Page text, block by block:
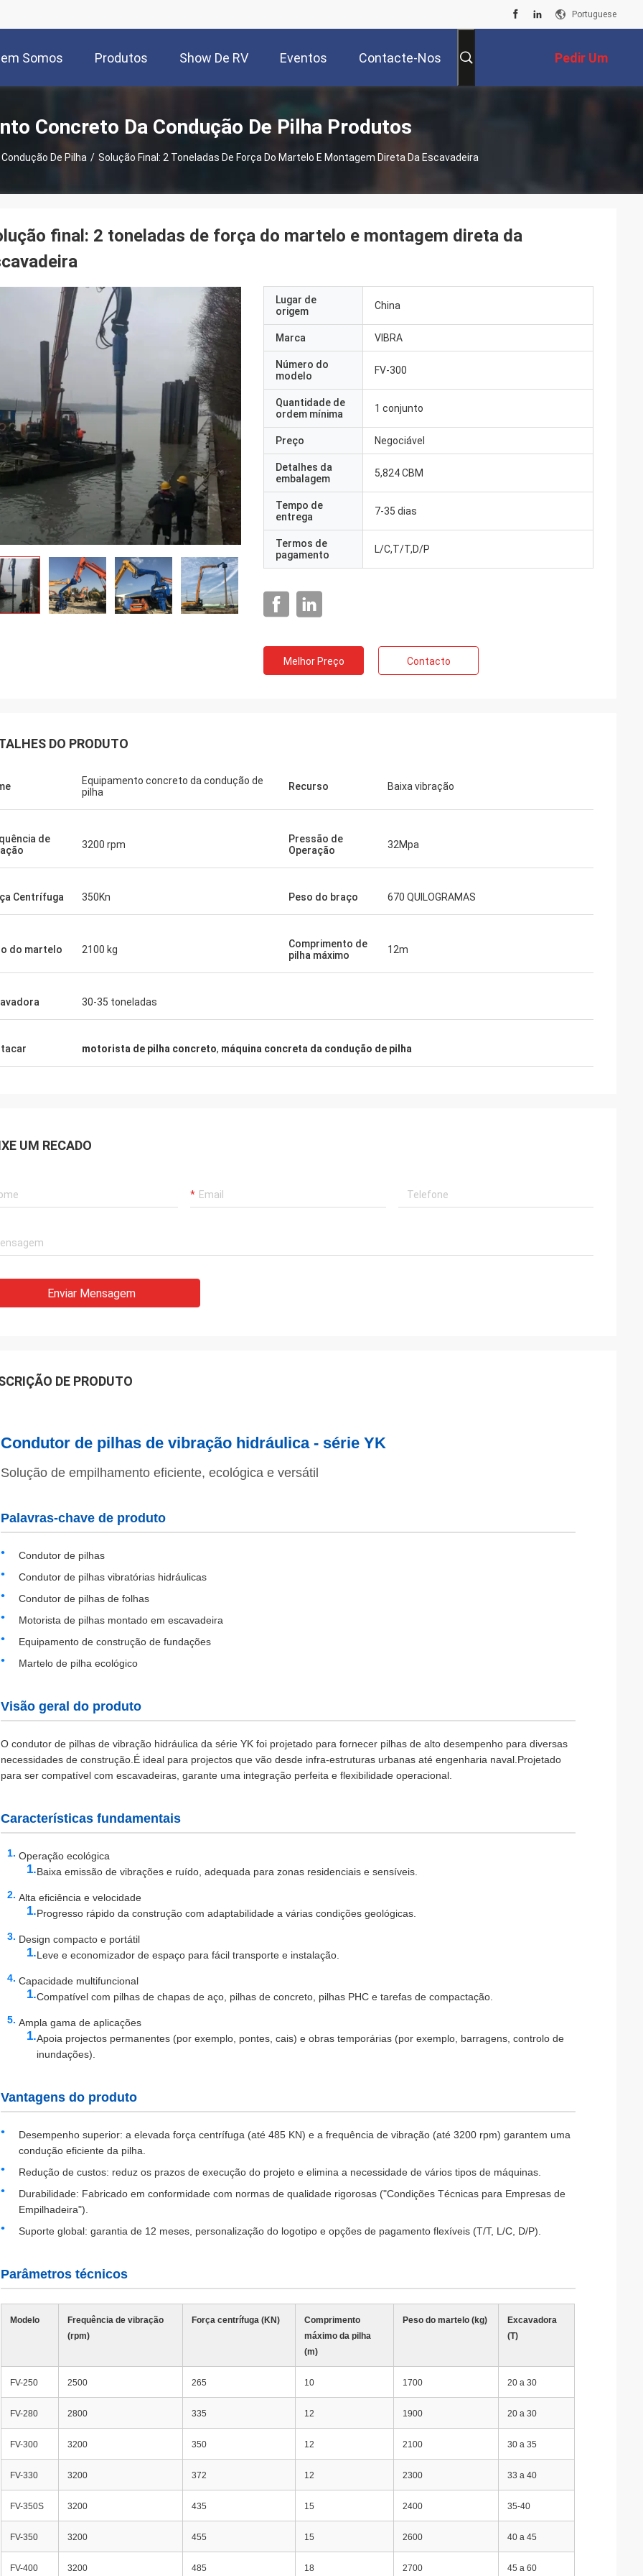
Portuguese
Somos Produtos Show De RV Eventos Contacte-Nos Pedir Um
Orçamento
Concreto Da Condução De Pilha Produtos
De Pilha / Solução Final: 2 Toneladas De Força Do Martelo E Montagem Direta Da Escavadeira
final: 2 toneladas de força do martelo e montagem direta da
Lugar de
origem
China
Marca VIBRA
Número do
modelo
FV-300
Quantidade de
ordem mínima
1 conjunto
Preço Negociável
Detalhes da
embalagem
5,824 CBM
Tempo de
entrega
7-35 dias
Termos de
pagamento
L/C,T/T,D/P
Melhor Preço Contacto
DO PRODUTO
Equipamento concreto da condução de
pilha
Recurso Baixa vibração
de
3200 rpm
Pressão de
Operação
32Mpa
Centrífuga 350Kn Peso do braço 670 QUILOGRAMAS
do martelo 2100 kg
Comprimento de
pilha máximo
12m
30-35 toneladas
motorista de pilha concreto, máquina concreta da condução de pilha
UM RECADO
Enviar Mensagem
DE PRODUTO
Condutor de pilhas de vibração hidráulica - série YK
Solução de empilhamento eficiente, ecológica e versátil
Palavras-chave de produto
Condutor de pilhas
Condutor de pilhas vibratórias hidráulicas
Condutor de pilhas de folhas
Motorista de pilhas montado em escavadeira
Equipamento de construção de fundações
Martelo de pilha ecológico
Visão geral do produto
O condutor de pilhas de vibração hidráulica da série YK foi projetado para fornecer pilhas de alto desempenho para diversas
necessidades de construção.É ideal para projectos que vão desde infra-estruturas urbanas até engenharia naval.Projetado
para ser compatível com escavadeiras, garante uma integração perfeita e flexibilidade operacional.
Características fundamentais
Operação ecológica
Baixa emissão de vibrações e ruído, adequada para zonas residenciais e sensíveis.
Alta eficiência e velocidade
Progresso rápido da construção com adaptabilidade a várias condições geológicas.
Design compacto e portátil
Leve e economizador de espaço para fácil transporte e instalação.
Capacidade multifuncional
Compatível com pilhas de chapas de aço, pilhas de concreto, pilhas PHC e tarefas de compactação.
Ampla gama de aplicações
Apoia projectos permanentes (por exemplo, pontes, cais) e obras temporárias (por exemplo, barragens, controlo de
inundações).
Vantagens do produto
Desempenho superior: a elevada força centrífuga (até 485 KN) e a frequência de vibração (até 3200 rpm) garantem uma
condução eficiente da pilha.
Redução de custos: reduz os prazos de execução do projeto e elimina a necessidade de vários tipos de máquinas.
Durabilidade: Fabricado em conformidade com normas de qualidade rigorosas ("Condições Técnicas para Empresas de
Empilhadeira").
Suporte global: garantia de 12 meses, personalização do logotipo e opções de pagamento flexíveis (T/T, L/C, D/P).
Parâmetros técnicos
Modelo
Frequência de vibração
(rpm)
Força centrífuga (KN)
Comprimento
máximo da pilha
(m)
Peso do martelo (kg)
Excavadora
(T)
FV-250 2500 265 10 1700 20 a 30
FV-280 2800 335 12 1900 20 a 30
FV-300 3200 350 12 2100 30 a 35
FV-330 3200 372 12 2300 33 a 40
FV-350S 3200 435 15 2400 35-40
FV-350 3200 455 15 2600 40 a 45
FV-400 3200 485 18 2700 45 a 60